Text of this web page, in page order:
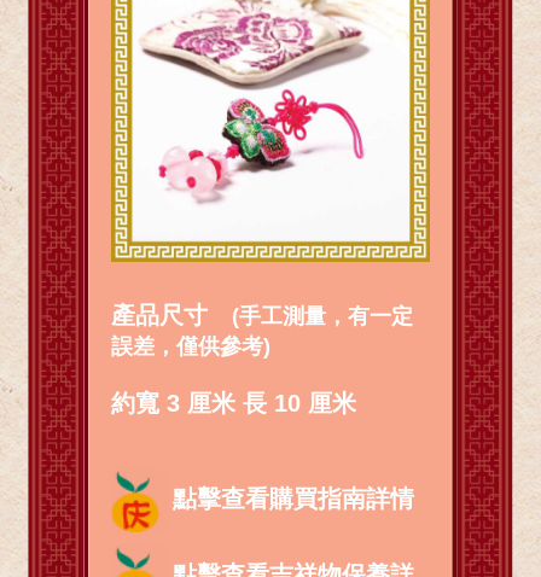
產品尺寸
(手工測量，有一定
誤差，僅供參考)
約寬 3 厘米 長 10 厘米
點擊查看購買指南詳情